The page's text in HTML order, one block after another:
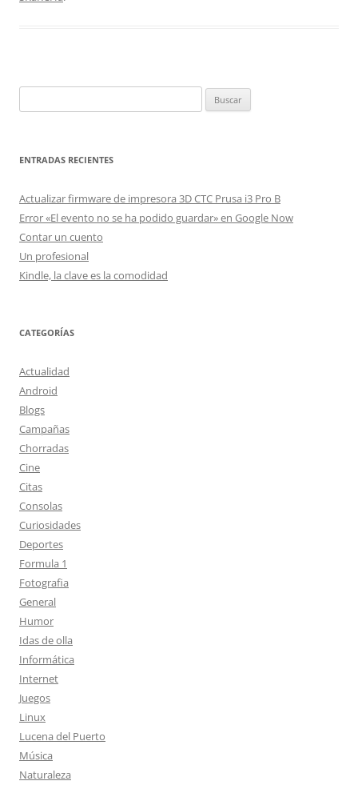
ENTRADAS RECIENTES
Actualizar firmware de impresora 3D CTC Prusa i3 Pro B
Error «El evento no se ha podido guardar» en Google Now
Contar un cuento
Un profesional
Kindle, la clave es la comodidad
CATEGORÍAS
Actualidad
Android
Blogs
Campañas
Chorradas
Cine
Citas
Consolas
Curiosidades
Deportes
Formula 1
Fotografia
General
Humor
Idas de olla
Informática
Internet
Juegos
Linux
Lucena del Puerto
Música
Naturaleza